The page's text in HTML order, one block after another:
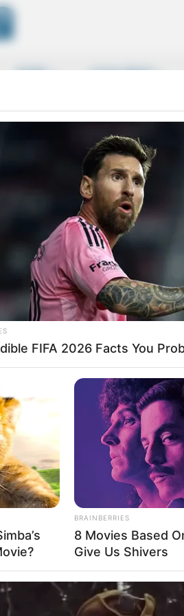
MORE LOCAL NEWS
About Us Contact Us Terms of Use